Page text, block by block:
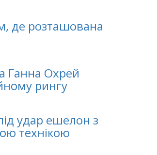
де розташована
Ганна Охрей
рингу
удар ешелон з
технікою